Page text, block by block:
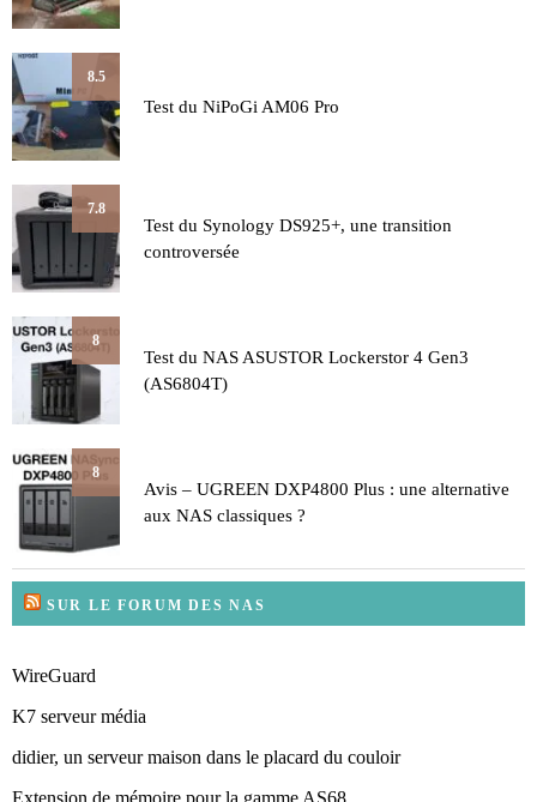
8.5
Test du NiPoGi AM06 Pro
7.8
Test du Synology DS925+, une transition
controversée
8
Test du NAS ASUSTOR Lockerstor 4 Gen3
(AS6804T)
8
Avis – UGREEN DXP4800 Plus : une alternative
aux NAS classiques ?
SUR LE FORUM DES NAS
WireGuard
K7 serveur média
didier, un serveur maison dans le placard du couloir
Extension de mémoire pour la gamme AS68